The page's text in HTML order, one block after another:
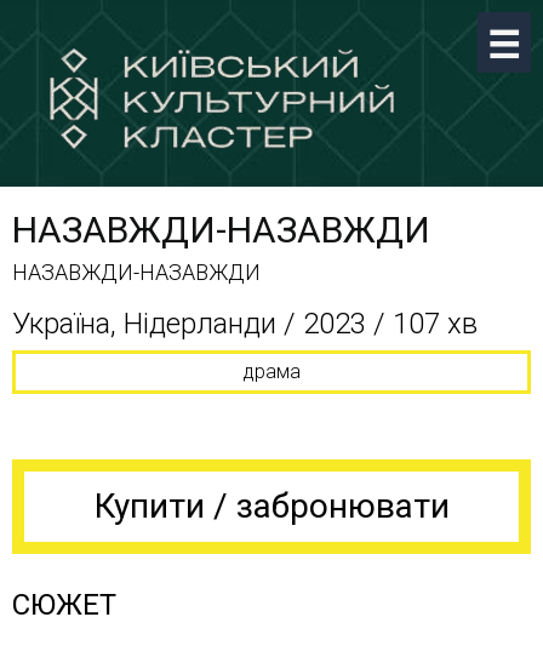
НАЗАВЖДИ-НАЗАВЖДИ
НАЗАВЖДИ-НАЗАВЖДИ
Україна, Нідерланди / 2023 / 107 хв
драма
Купити / забронювати
СЮЖЕТ